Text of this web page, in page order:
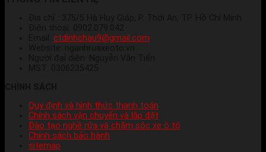
ctdinhchau9@gmail.com
Quy định và hình thức thanh toán
Chính sách vận chuyển và lắp đặt
Đào tạo nghề rửa và chăm sóc xe ô tô
Chính sách bảo hành
sitemap